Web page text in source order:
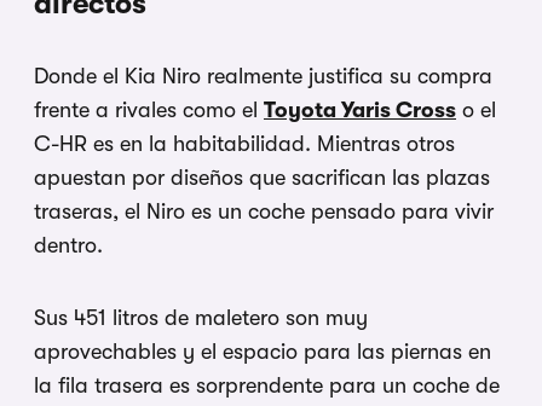
Donde el Kia Niro realmente justifica su compra
frente a rivales como el Toyota Yaris Cross o el
C-HR es en la habitabilidad. Mientras otros
apuestan por diseños que sacrifican las plazas
traseras, el Niro es un coche pensado para vivir
dentro.
Sus 451 litros de maletero son muy
aprovechables y el espacio para las piernas en
la fila trasera es sorprendente para un coche de